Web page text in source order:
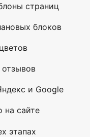
страниц
блоков
и Google
на сайте
этапах